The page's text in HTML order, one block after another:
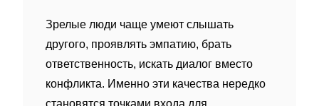
Зрелые люди чаще умеют слышать
другого, проявлять эмпатию, брать
ответственность, искать диалог вместо
конфликта. Именно эти качества нередко
становятся точками входа для